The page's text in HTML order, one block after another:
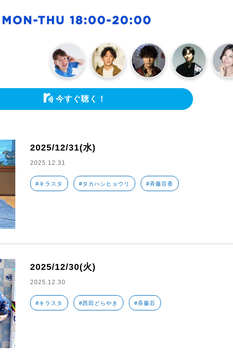
今すぐ聴く！
2025/12/31(水)
2025.12.31
#キラスタ #タカハシヒョウリ #斉藤百香
2025/12/30(火)
2025.12.30
#キラスタ #西田どらやき #斉藤百